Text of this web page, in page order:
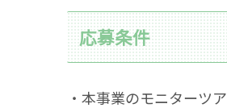
応募条件
・本事業のモニターツ